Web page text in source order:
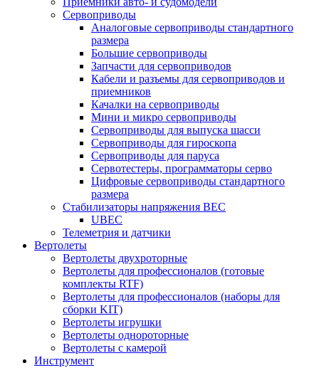
Сервоприводы
Аналоговые сервоприводы стандартного
размера
Большие сервоприводы
Запчасти для сервоприводов
Кабели и разъемы для сервоприводов и
приемников
Качалки на сервоприводы
Мини и микро сервоприводы
Сервоприводы для выпуска шасси
Сервоприводы для гироскопа
Сервоприводы для паруса
Сервотестеры, программаторы серво
Цифровые сервоприводы стандартного
размера
Стабилизаторы напряжения BEC
UBEC
Телеметрия и датчики
Вертолеты
Вертолеты двухроторные
Вертолеты для профессионалов (готовые
комплекты RTF)
Вертолеты для профессионалов (наборы для
сборки KIT)
Вертолеты игрушки
Вертолеты однороторные
Вертолеты с камерой
Инструмент